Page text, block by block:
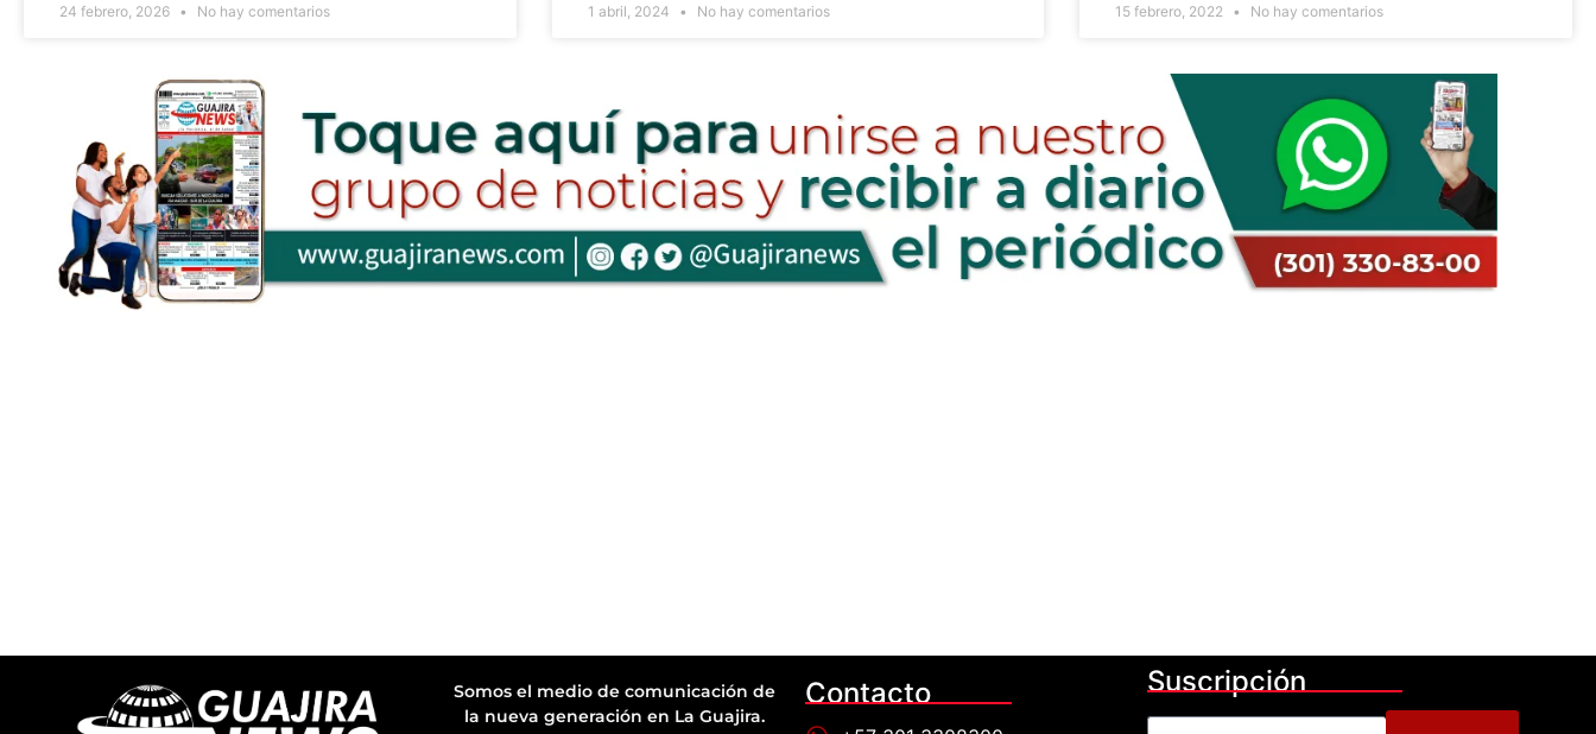
24 febrero, 2026 No hay comentarios 1 abril, 2024 No hay comentarios 15 febrero, 2022 No hay comentarios
Somos el medio de comunicación de
la nueva generación en La Guajira.
Contacto Suscripción